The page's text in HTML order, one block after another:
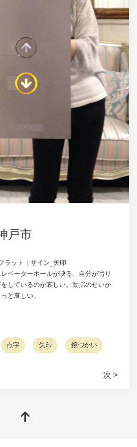
戸市
ラット｜サイン_矢印
ベーターホールが映る。自分が写り
しているのが哀しい。動揺のせいか
と哀しい。
点字 矢印 鏡づかい
次 >